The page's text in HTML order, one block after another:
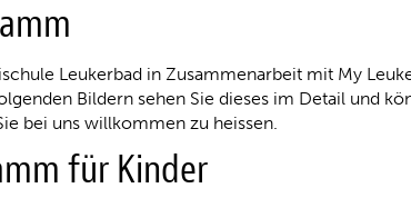
Leukerbad in Zusammenarbeit mit My
Bildern sehen Sie dieses im Detail und
bei uns willkommen zu heissen.
für Kinder